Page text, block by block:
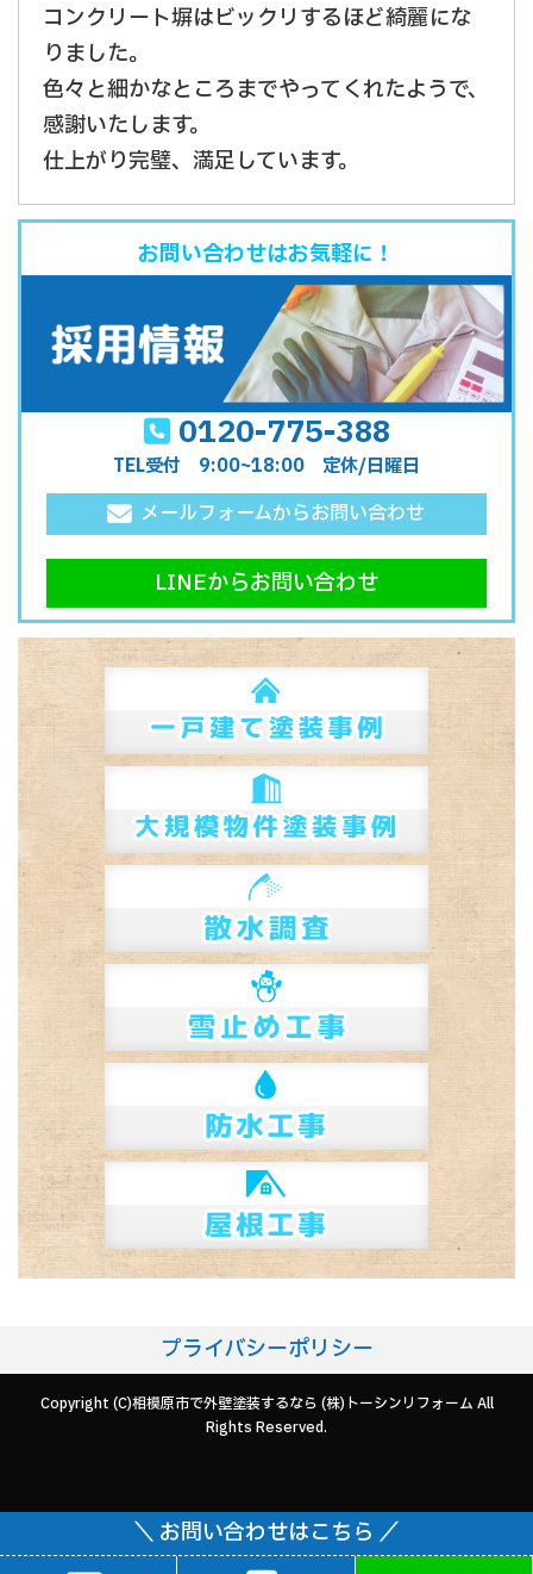
コンクリート塀はビックリするほど綺麗にな
りました。
色々と細かなところまでやってくれたようで、
感謝いたします。
仕上がり完璧、満足しています。
お問い合わせはお気軽に！
0120-775-388
TEL受付 9:00~18:00 定休/日曜日
メールフォームからお問い合わせ
LINEからお問い合わせ
プライバシーポリシー
Copyright (C)相模原市で外壁塗装するなら (株)トーシンリフォーム All
Rights Reserved.
＼ お問い合わせはこちら ／